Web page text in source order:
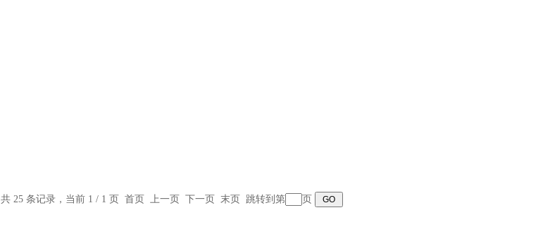
共 25 条记录，当前 1 / 1 页 首页 上一页 下一页 末页 跳转到第 页